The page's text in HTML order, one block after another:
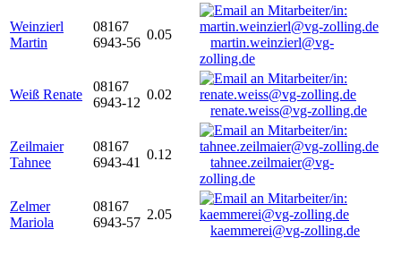
Weinzierl
Martin
08167
6943-56
0.05
martin.weinzierl@vg-
zolling.de
Weiß Renate
08167
6943-12
0.02
renate.weiss@vg-zolling.de
Zeilmaier
Tahnee
08167
6943-41
0.12
tahnee.zeilmaier@vg-
zolling.de
Zelmer
Mariola
08167
6943-57
2.05
kaemmerei@vg-zolling.de